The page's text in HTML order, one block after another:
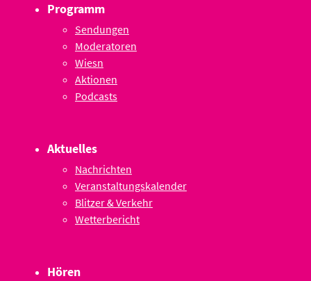
Programm
Sendungen
Moderatoren
Wiesn
Aktionen
Podcasts
Aktuelles
Nachrichten
Veranstaltungskalender
Blitzer & Verkehr
Wetterbericht
Hören